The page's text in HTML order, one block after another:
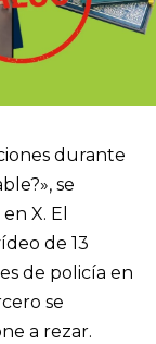
durante
se
X. El
de 13
de policía en
se
a rezar.